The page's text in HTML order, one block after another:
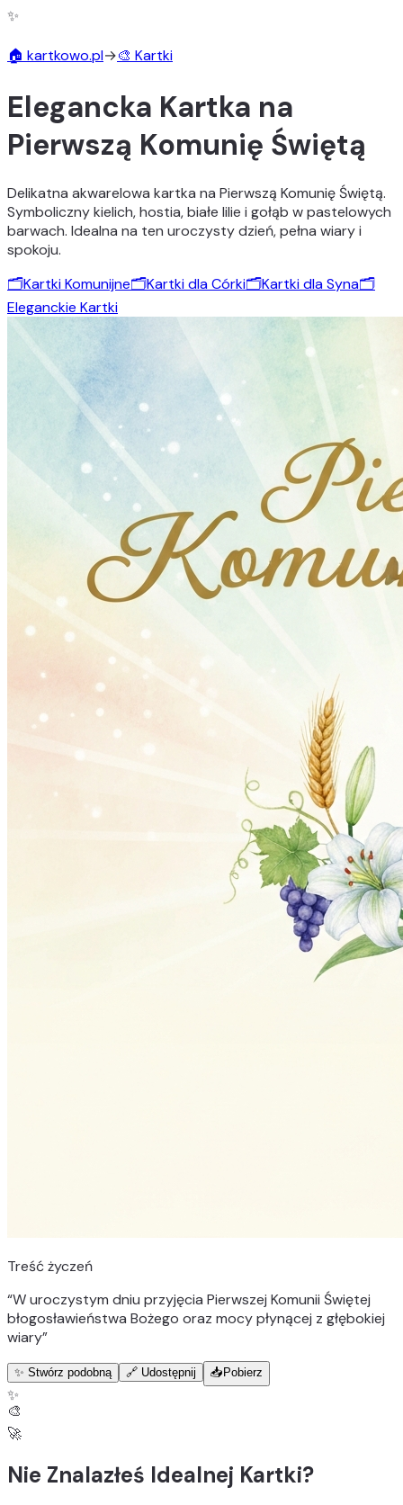
✨
🏠 kartkowo.pl→🎨 Kartki
Elegancka Kartka na
Pierwszą Komunię Świętą
Delikatna akwarelowa kartka na Pierwszą Komunię Świętą.
Symboliczny kielich, hostia, białe lilie i gołąb w pastelowych
barwach. Idealna na ten uroczysty dzień, pełna wiary i
spokoju.
🗂️Kartki Komunijne🗂️Kartki dla Córki🗂️Kartki dla Syna🗂️
Eleganckie Kartki
Treść życzeń
“W uroczystym dniu przyjęcia Pierwszej Komunii Świętej
błogosławieństwa Bożego oraz mocy płynącej z głębokiej
wiary”
✨ Stwórz podobną 🔗 Udostępnij 📥 Pobierz
✨
🎨
🚀
Nie Znalazłeś Idealnej Kartki?